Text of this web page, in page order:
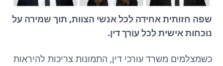
שפה חזותית אחידה לכל אנשי הצוות, תוך שמירה על
נוכחות אישית לכל עורך דין.
כשמצלמים משרד עורכי דין, התמונות צריכות להיראות